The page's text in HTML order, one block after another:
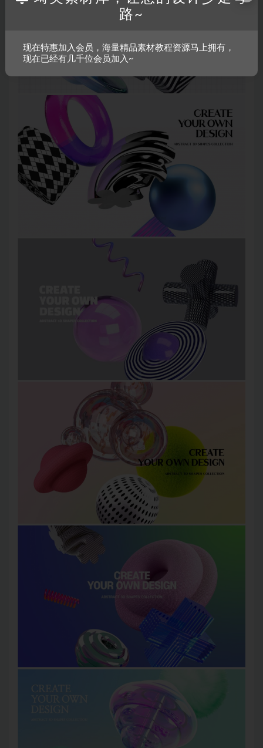
路~
现在特惠加入会员，海量精品素材教程资源马上拥有，
现在已经有几千位会员加入~